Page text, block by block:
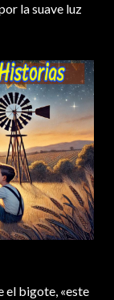
la suave luz
el bigote, «este